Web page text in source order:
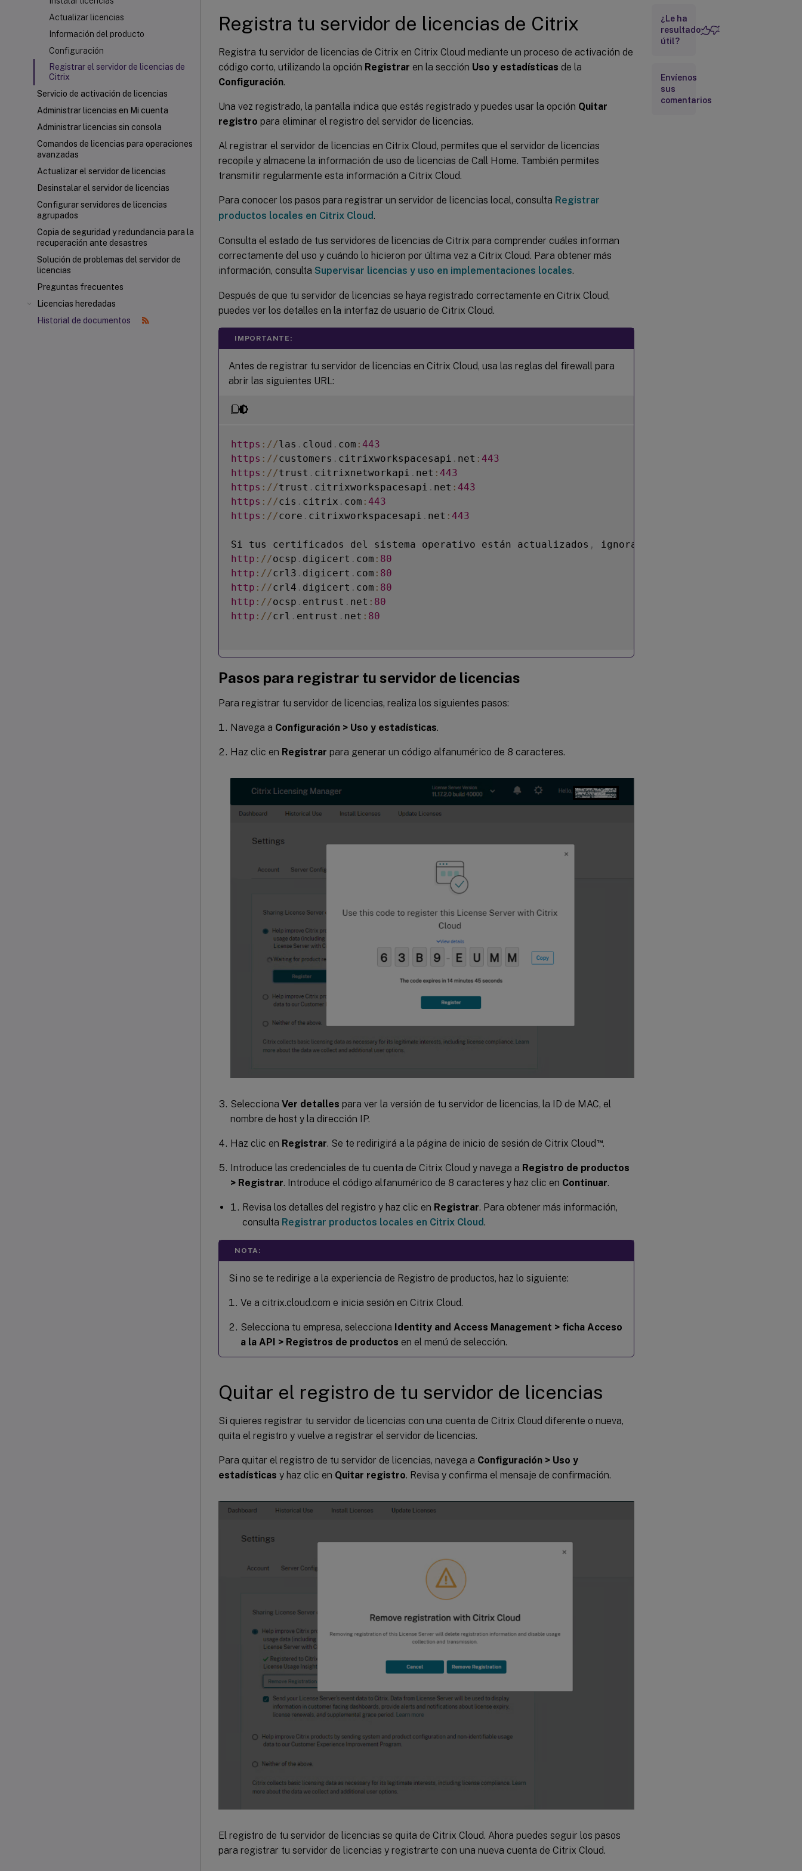
Actualizar licencias
Información del producto
Configuración
Registrar el servidor de licencias de
Citrix
Servicio de activación de licencias
Administrar licencias en Mi cuenta
Administrar licencias sin consola
Comandos de licencias para operaciones
avanzadas
Actualizar el servidor de licencias
Desinstalar el servidor de licencias
Configurar servidores de licencias
agrupados
Copia de seguridad y redundancia para la
recuperación ante desastres
Solución de problemas del servidor de
licencias
Preguntas frecuentes
Licencias heredadas
Historial de documentos
Registra tu servidor de licencias de Citrix
Registra tu servidor de licencias de Citrix en Citrix Cloud mediante un proceso de activación de
código corto, utilizando la opción Registrar en la sección Uso y estadísticas de la
Configuración.
Una vez registrado, la pantalla indica que estás registrado y puedes usar la opción Quitar
registro para eliminar el registro del servidor de licencias.
Al registrar el servidor de licencias en Citrix Cloud, permites que el servidor de licencias
recopile y almacene la información de uso de licencias de Call Home. También permites
transmitir regularmente esta información a Citrix Cloud.
Para conocer los pasos para registrar un servidor de licencias local, consulta Registrar
productos locales en Citrix Cloud.
Consulta el estado de tus servidores de licencias de Citrix para comprender cuáles informan
correctamente del uso y cuándo lo hicieron por última vez a Citrix Cloud. Para obtener más
información, consulta Supervisar licencias y uso en implementaciones locales.
Después de que tu servidor de licencias se haya registrado correctamente en Citrix Cloud,
puedes ver los detalles en la interfaz de usuario de Citrix Cloud.
IMPORTANTE:
Antes de registrar tu servidor de licencias en Citrix Cloud, usa las reglas del firewall para
abrir las siguientes URL:
https : / /las . cloud . com : 443
https : / /customers . citrixworkspacesapi . net : 443
https : / /trust . citrixnetworkapi . net : 443
https : / /trust . citrixworkspacesapi . net : 443
https : / /cis . citrix . com : 443
https : / /core . citrixworkspacesapi . net : 443
Si tus certificados del sistema operativo están actualizados , ignora las siguientes
http : / /ocsp . digicert . com : 80
http : / /crl3 . digicert . com : 80
http : / /crl4 . digicert . com : 80
http : / /ocsp . entrust . net : 80
http : / /crl . entrust . net : 80
Pasos para registrar tu servidor de licencias
Para registrar tu servidor de licencias, realiza los siguientes pasos:
Navega a Configuración > Uso y estadísticas.
Haz clic en Registrar para generar un código alfanumérico de 8 caracteres.
Selecciona Ver detalles para ver la versión de tu servidor de licencias, la ID de MAC, el
nombre de host y la dirección IP.
Haz clic en Registrar. Se te redirigirá a la página de inicio de sesión de Citrix Cloud ™.
Introduce las credenciales de tu cuenta de Citrix Cloud y navega a Registro de productos
> Registrar. Introduce el código alfanumérico de 8 caracteres y haz clic en Continuar.
Revisa los detalles del registro y haz clic en Registrar. Para obtener más información,
consulta Registrar productos locales en Citrix Cloud.
NOTA:
Si no se te redirige a la experiencia de Registro de productos, haz lo siguiente:
Ve a citrix.cloud.com e inicia sesión en Citrix Cloud.
Selecciona tu empresa, selecciona Identity and Access Management > ficha Acceso
a la API > Registros de productos en el menú de selección.
Quitar el registro de tu servidor de licencias
Si quieres registrar tu servidor de licencias con una cuenta de Citrix Cloud diferente o nueva,
quita el registro y vuelve a registrar el servidor de licencias.
Para quitar el registro de tu servidor de licencias, navega a Configuración > Uso y
estadísticas y haz clic en Quitar registro. Revisa y confirma el mensaje de confirmación.
El registro de tu servidor de licencias se quita de Citrix Cloud. Ahora puedes seguir los pasos
para registrar tu servidor de licencias y registrarte con una nueva cuenta de Citrix Cloud.
servidor
de
licencias
adicional
¿Le ha
resultado
útil?
Envíenos
sus
comentarios